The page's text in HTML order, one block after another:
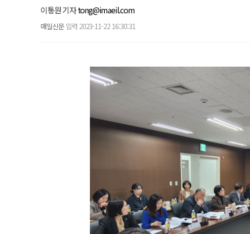
이통원 기자tong@imaeil.com
매일신문 입력 2023-11-22 16:30:31